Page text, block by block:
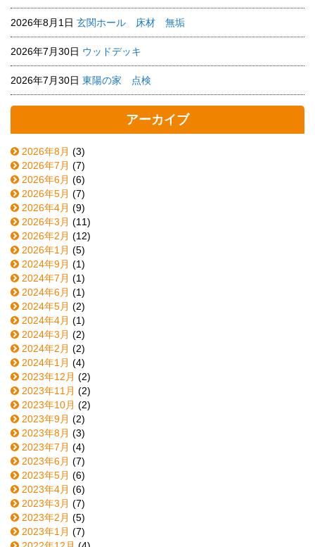
2026年8月1日 玄関ホール 床材 無垢
2026年7月30日 ウッドデッキ
2026年7月30日 東陽の家 点検
アーカイブ
2026年8月 (3)
2026年7月 (7)
2026年6月 (6)
2026年5月 (7)
2026年4月 (9)
2026年3月 (11)
2026年2月 (12)
2026年1月 (5)
2024年9月 (1)
2024年7月 (1)
2024年6月 (1)
2024年5月 (2)
2024年4月 (1)
2024年3月 (2)
2024年2月 (2)
2024年1月 (4)
2023年12月 (2)
2023年11月 (2)
2023年10月 (2)
2023年9月 (2)
2023年8月 (3)
2023年7月 (4)
2023年6月 (7)
2023年5月 (6)
2023年4月 (6)
2023年3月 (7)
2023年2月 (5)
2023年1月 (7)